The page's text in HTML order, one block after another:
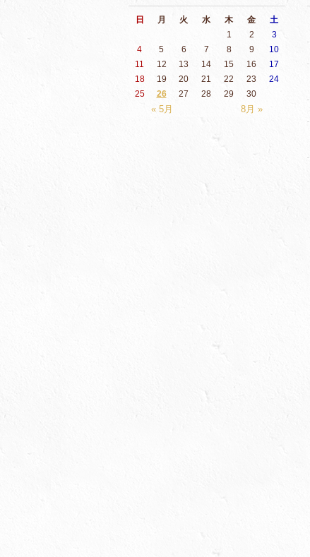
日 月 火 水 木 金 土
« 5月 8月 »
1 2
3
4
5 6 7 8 9
10
11
12 13 14 15 16
17
18
19 20 21 22 23
24
25
26 27 28 29 30